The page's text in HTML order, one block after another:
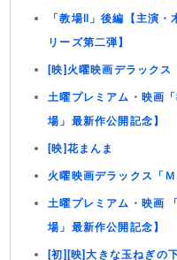
「教場Ⅱ」後編【主演
リーズ第二弾】
[映]火曜映画デラックス
土曜プレミアム・映画
場」最新作公開記念】
[映]花まんま
火曜映画デラックス「
土曜プレミアム・映画
場」最新作公開記念】
[初][映]大きな玉ねぎの